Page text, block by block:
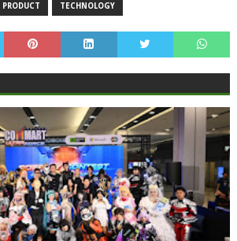
PRODUCT TECHNOLOGY